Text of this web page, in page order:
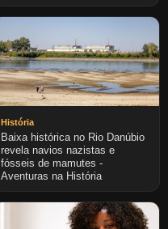
História
Baixa histórica no Rio Danúbio
revela navios nazistas e
fósseis de mamutes -
Aventuras na História